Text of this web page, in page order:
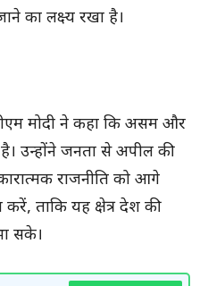
का लक्ष्य रखा है।
मोदी ने कहा कि असम और
उन्होंने जनता से अपील की
राजनीति को आगे
ताकि यह क्षेत्र देश की
सके।